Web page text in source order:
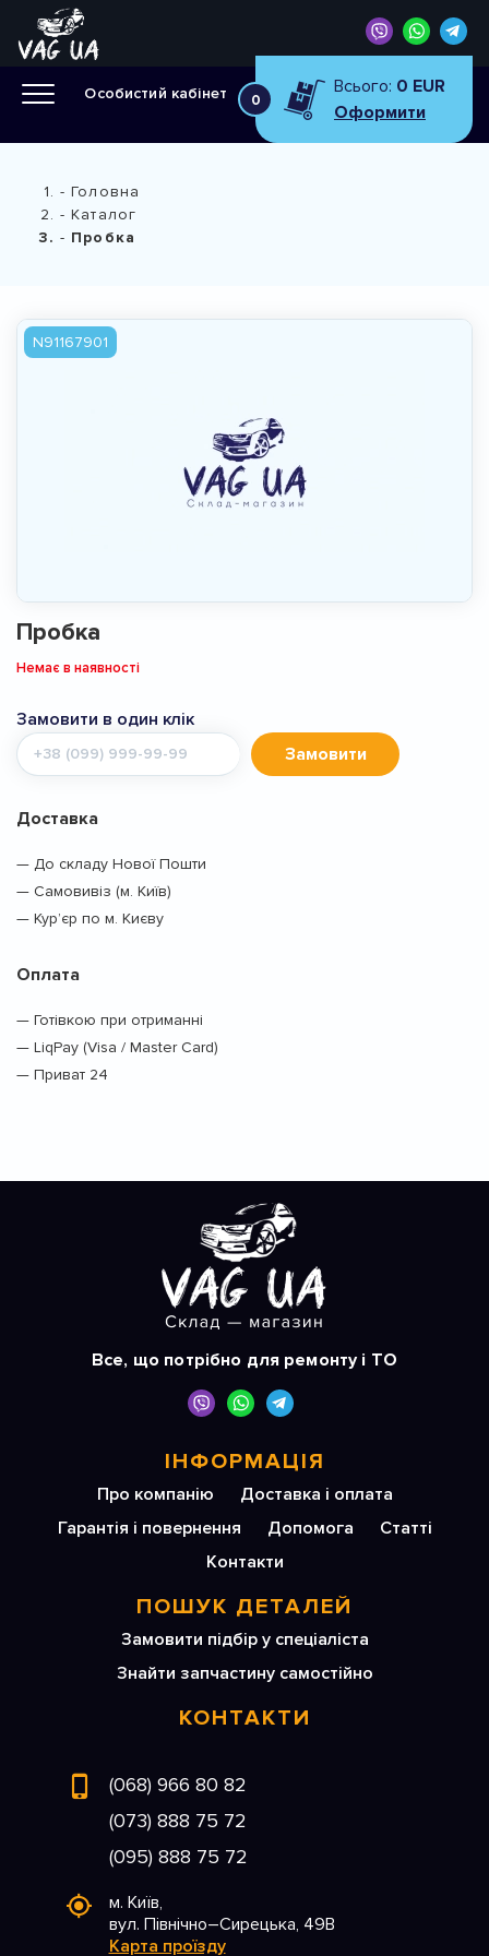
Особистий кабінет 0
Всього: 0 EUR
Оформити
Головна
Каталог
Пробка
N91167901
Пробка
Немає в наявності
Замовити в один клік
Мобільний
телефон
Замовити
Доставка
— До складу Нової Пошти
— Самовивіз (м. Київ)
— Кур’єр по м. Києву
Оплата
— Готівкою при отриманні
— LiqPay (Visa / Master Card)
— Приват 24
Все, що потрібно для ремонту і ТО
ІНФОРМАЦІЯ
Про компанію
Доставка і оплата
Гарантія і повернення
Допомога
Статті
Контакти
ПОШУК ДЕТАЛЕЙ
Замовити підбір у спеціаліста
Знайти запчастину самостійно
КОНТАКТИ
(068) 966 80 82
(073) 888 75 72
(095) 888 75 72
м. Київ,
вул. Північно–Сирецька, 49В
Карта проїзду